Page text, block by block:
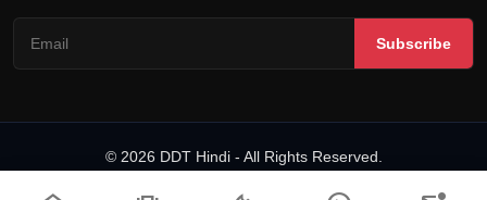
Subscribe
© 2026 DDT Hindi - All Rights Reserved.